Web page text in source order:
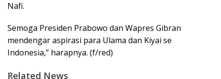
Nafi.
Semoga Presiden Prabowo dan Wapres Gibran
mendengar aspirasi para Ulama dan Kiyai se
Indonesia,” harapnya. (f/red)
Related News